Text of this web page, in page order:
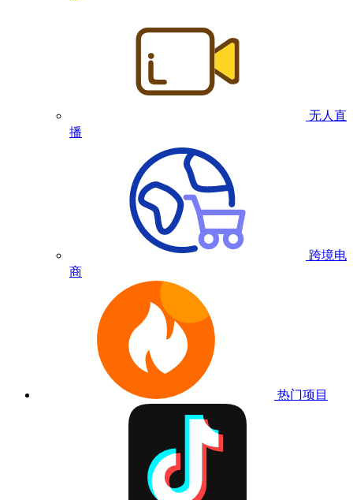
无人直
播
跨境电
商
热门项目